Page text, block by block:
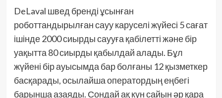
DeLaval швед бренді ұсынған
роботтандырылған сауу каруселі жүйесі 5 сағат
ішінде 2000 сиырды саууға қабілетті және бір
уақытта 80 сиырды қабылдай алады. Бұл
жүйені бір ауысымда бар болғаны 12 қызметкер
басқарады, осылайша оператордың еңбегі
барынша азаяды. Сондай ақ күн сайын әр қара